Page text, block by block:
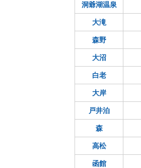
洞爺湖温泉
大滝
森野
大沼
白老
大岸
戸井泊
森
高松
函館